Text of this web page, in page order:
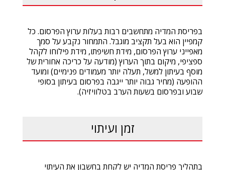
בפריסת המדיה מתחשבים רבות בעלות ערוץ הפרסום. כל
קמפיין הוא בעל תקציב מוגבל. התמחור נקבע על סמך
מאפייני ערוץ הפרסום, מידת חשיפתו, מידת פילוחו לקהל
ספציפי, מיקום בתוך הערוץ (מודעה על כריכה אחורית של
מוסף בעיתון למשל, תעלה יותר מעמודים פנימיים) ומועד
ההופעה (מחיר גבוה יותר ייגבה בפרסום בעיתון בסופי
שבוע ובפרסום בשעות הערב בטלוויזיה).
זמן ועיתוי
בתהליך פריסת המדיה יש לקחת בחשבון את העיתוי